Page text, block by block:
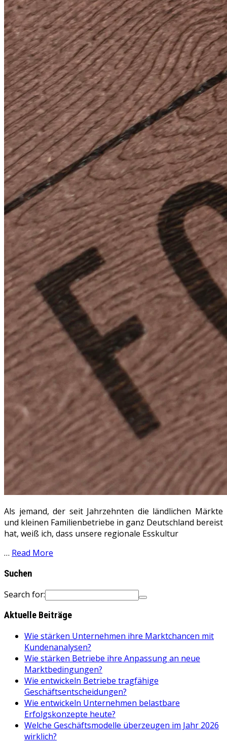
Als jemand, der seit Jahrzehnten die ländlichen Märkte
und kleinen Familienbetriebe in ganz Deutschland bereist
hat, weiß ich, dass unsere regionale Esskultur
… Read More
Suchen
Search for:
Aktuelle Beiträge
Wie stärken Unternehmen ihre Marktchancen mit
Kundenanalysen?
Wie stärken Betriebe ihre Anpassung an neue
Marktbedingungen?
Wie entwickeln Betriebe tragfähige
Geschäftsentscheidungen?
Wie entwickeln Unternehmen belastbare
Erfolgskonzepte heute?
Welche Geschäftsmodelle überzeugen im Jahr 2026
wirklich?